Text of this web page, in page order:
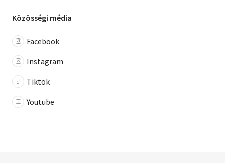
Közösségi média
Facebook
Instagram
Tiktok
Youtube